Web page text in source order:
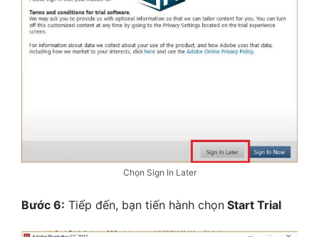
Chọn Sign In Later
Bước 6: Tiếp đến, bạn tiến hành chọn Start Trial